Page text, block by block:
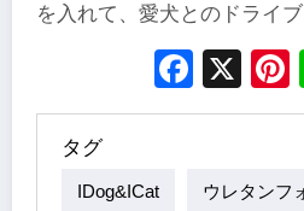
を入れて、愛犬とのドライブ
X
タグ
IDog&iCat ウレタンフ